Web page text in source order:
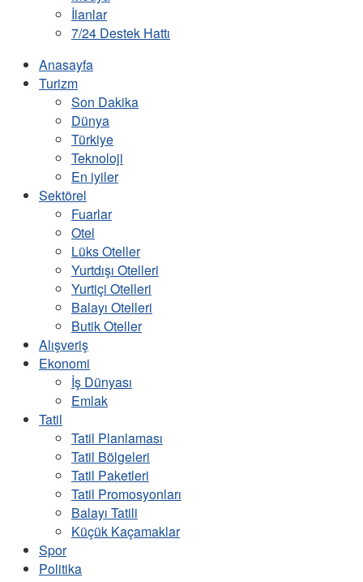
İlanlar
7/24 Destek Hattı
Anasayfa
Turizm
Son Dakika
Dünya
Türkiye
Teknoloji
En iyiler
Sektörel
Fuarlar
Otel
Lüks Oteller
Yurtdışı Otelleri
Yurtiçi Otelleri
Balayı Otelleri
Butik Oteller
Alışveriş
Ekonomi
İş Dünyası
Emlak
Tatil
Tatil Planlaması
Tatil Bölgeleri
Tatil Paketleri
Tatil Promosyonları
Balayı Tatili
Küçük Kaçamaklar
Spor
Politika